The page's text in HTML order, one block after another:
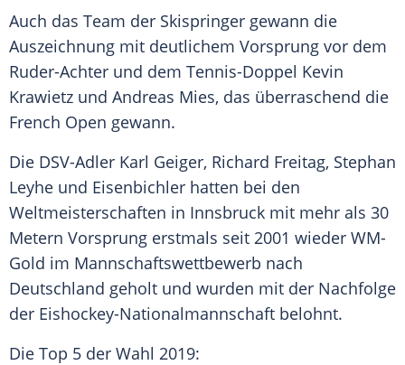
Auch das Team der Skispringer gewann die
Auszeichnung mit deutlichem Vorsprung vor dem
Ruder-Achter und dem Tennis-Doppel Kevin
Krawietz und Andreas Mies, das überraschend die
French Open gewann.
Die DSV-Adler Karl Geiger, Richard Freitag, Stephan
Leyhe und Eisenbichler hatten bei den
Weltmeisterschaften in Innsbruck mit mehr als 30
Metern Vorsprung erstmals seit 2001 wieder WM-
Gold im Mannschaftswettbewerb nach
Deutschland geholt und wurden mit der Nachfolge
der Eishockey-Nationalmannschaft belohnt.
Die Top 5 der Wahl 2019: